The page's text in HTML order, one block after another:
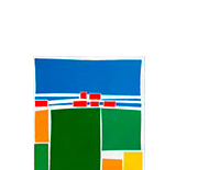
contenu